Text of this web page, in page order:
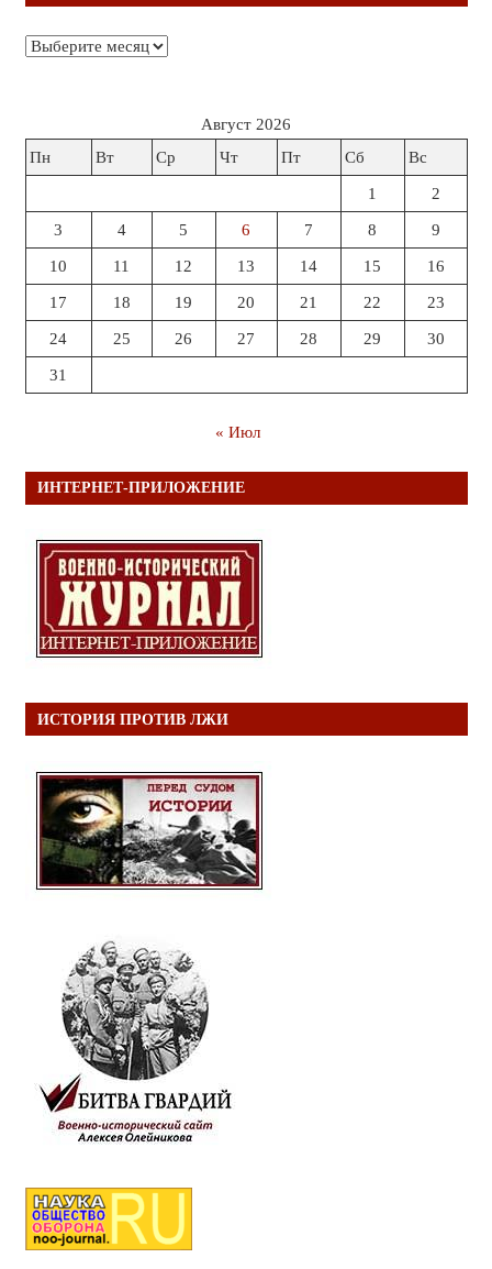
Архивы
Август 2026
Пн
Вт Ср Чт Пт Сб Вс
1 2
3 4 5 6 7 8 9
10 11 12 13 14 15 16
17 18 19 20 21 22 23
24 25 26 27 28 29 30
31
« Июл
ИНТЕРНЕТ-ПРИЛОЖЕНИЕ
ИСТОРИЯ ПРОТИВ ЛЖИ